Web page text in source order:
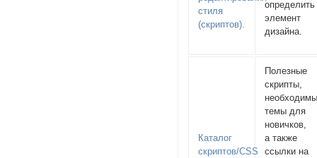
стиля
(скриптов).
определить
элемент
дизайна.
Каталог
скриптов/CSS
Полезные
скрипты,
темы для
новичков,
а также
ссылки на